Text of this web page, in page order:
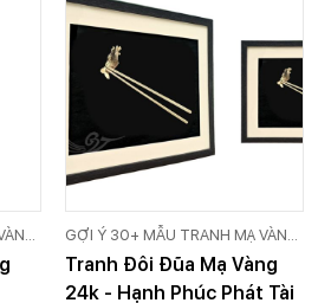
GỢI Ý 30+ MẪU TRANH MẠ VÀNG
24K CAO CẤP GOLD VIỆT
Tranh Đôi Đũa Mạ Vàng
24k - Hạnh Phúc Phát Tài